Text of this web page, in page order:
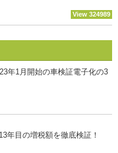
View 324989
年1月開始の車検証電子化の3
年目の増税額を徹底検証！